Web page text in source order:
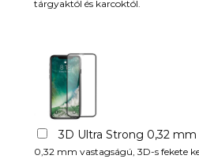
tárgyaktól és karcoktól.
3D Ultra Strong 0,32
0,32 mm vastagságú, 3D-s fekete